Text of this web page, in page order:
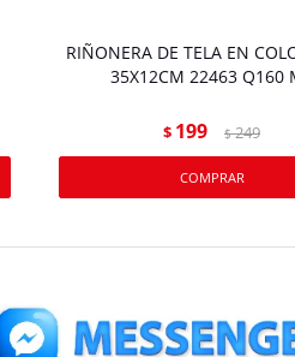
RIÑONERA DE TELA EN
35X12CM 22463 Q160
$ 199 $ 249